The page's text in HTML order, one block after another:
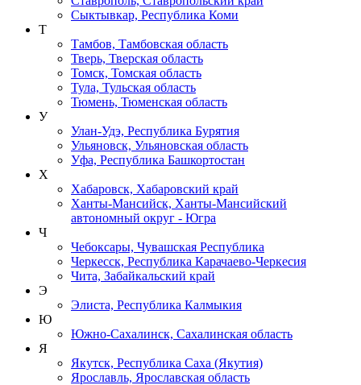
Сыктывкар, Республика Коми
Т
Тамбов, Тамбовская область
Тверь, Тверская область
Томск, Томская область
Тула, Тульская область
Тюмень, Тюменская область
У
Улан-Удэ, Республика Бурятия
Ульяновск, Ульяновская область
Уфа, Республика Башкортостан
Х
Хабаровск, Хабаровский край
Ханты-Мансийск, Ханты-Мансийский
автономный округ - Югра
Ч
Чебоксары, Чувашская Республика
Черкесск, Республика Карачаево-Черкесия
Чита, Забайкальский край
Э
Элиста, Республика Калмыкия
Ю
Южно-Сахалинск, Сахалинская область
Я
Якутск, Республика Саха (Якутия)
Ярославль, Ярославская область